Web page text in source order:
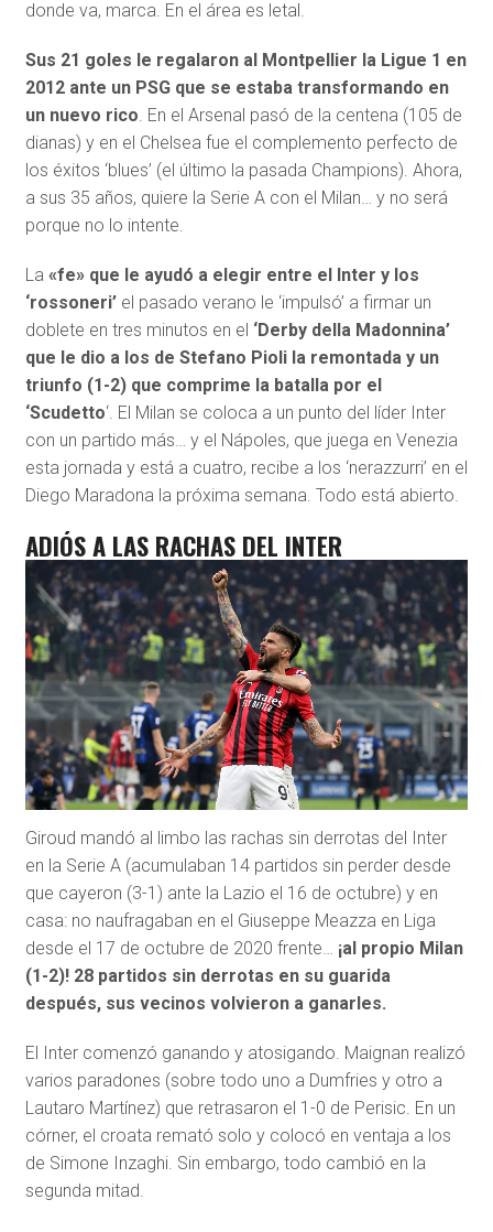
donde va, marca. En el área es letal.
Sus 21 goles le regalaron al Montpellier la Ligue 1 en
2012 ante un PSG que se estaba transformando en
un nuevo rico. En el Arsenal pasó de la centena (105 de
dianas) y en el Chelsea fue el complemento perfecto de
los éxitos ‘blues’ (el último la pasada Champions). Ahora,
a sus 35 años, quiere la Serie A con el Milan… y no será
porque no lo intente.
La «fe» que le ayudó a elegir entre el Inter y los
‘rossoneri’el pasado verano le ‘impulsó’ a firmar un
doblete en tres minutos en el ‘Derby della Madonnina’
que le dio a los de Stefano Pioli la remontada y un
triunfo (1-2) que comprime la batalla por el
‘Scudetto‘. El Milan se coloca a un punto del líder Inter
con un partido más… y el Nápoles, que juega en Venezia
esta jornada y está a cuatro, recibe a los ‘nerazzurri’ en el
Diego Maradona la próxima semana. Todo está abierto.
ADIÓS A LAS RACHAS DEL INTER
Giroud mandó al limbo las rachas sin derrotas del Inter
en la Serie A (acumulaban 14 partidos sin perder desde
que cayeron (3-1) ante la Lazio el 16 de octubre) y en
casa: no naufragaban en el Giuseppe Meazza en Liga
desde el 17 de octubre de 2020 frente… ¡al propio Milan
(1-2)! 28 partidos sin derrotas en su guarida
después, sus vecinos volvieron a ganarles.
El Inter comenzó ganando y atosigando. Maignan realizó
varios paradones (sobre todo uno a Dumfries y otro a
Lautaro Martínez) que retrasaron el 1-0 de Perisic. En un
córner, el croata remató solo y colocó en ventaja a los
de Simone Inzaghi. Sin embargo, todo cambió en la
segunda mitad.